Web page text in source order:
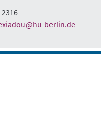
berlin.de